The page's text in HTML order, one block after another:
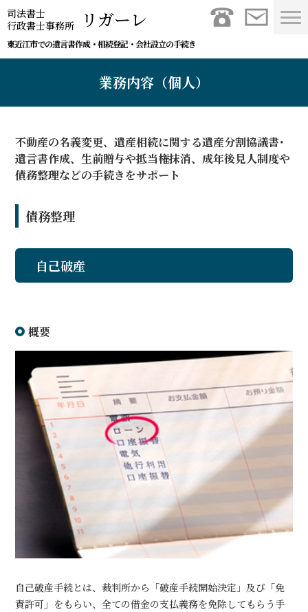
東近江市での遺言書作成・相続登記・会社設立の手続き
司法書士
行政書士事務所
リガーレ
業務内容（個人）
不動産の名義変更、遺産相続に関する遺産分割協議書･
遺言書作成、生前贈与や抵当権抹消、成年後見人制度や
債務整理などの手続きをサポート
債務整理
自己破産
概要
自己破産手続とは、裁判所から「破産手続開始決定」及び「免
責許可」をもらい、全ての借金の支払義務を免除してもらう手